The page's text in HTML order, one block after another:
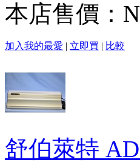
本店售價：
加入我的最愛 | 立即買 | 比較
舒伯萊特